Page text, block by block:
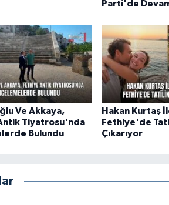
Parti'de
Ve Akkaya,
Tiyatrosu'nda
Bulundu
Hakan Kurtaş
Fethiye'de
Çıkarıyor